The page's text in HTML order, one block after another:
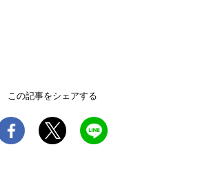
この記事をシェアする